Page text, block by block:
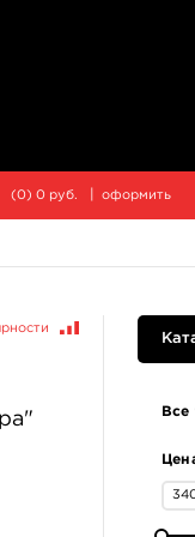
(0) 0 руб. оформить
Все